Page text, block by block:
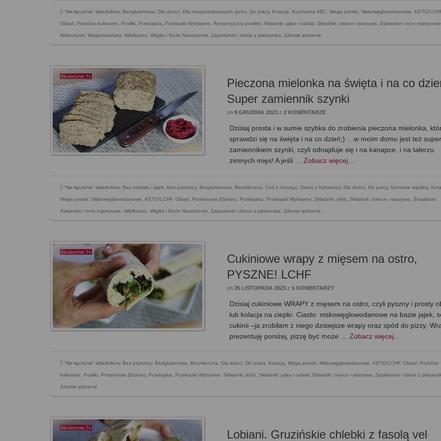
'Nie-łączenie' składników, Bezglutenowa, Dla dzieci, Dla niespodziewanych gości, Do pracy, Kolacja, Kuchenne ABC, Mega proste, Niskowęglowodanowe, KETO/
Obiad, Podróże kulinarne, Posiłki, Przekąska, Przekąski Wytrawne, Romantyczny posiłek, Składnik: jajka i nabiał, Składnik: owoce i warzywa, Sylwester i inne imprezowe
Walentynki, Wegetariańska, Wielkanoc, Wigilia i Boże Narodzenie, Zapiekanki i dania z piekarnika, Zdrowe jedzenie
Pieczona mielonka na święta i na co
Super zamiennik szynki
on9 GRUDNIA 2023 z2 KOMENTARZE
Dzisiaj prosta i w sumie szybka do zrobienia pieczona mielonka,
sprawdzi się na święta i na co dzień;) …w moim domu jest też super
zamiennikiem szynki, czyli odnajduje się i na kanapce, i na talerzu
zimnych mięs! A jeśli …Zobacz więcej…
'Nie-łączenie' składników, Bez nabiału i jajek, Bez pszenicy, Bezglutenowa, Bezmleczna, Coś z niczego, Dania z frytownicy, Dla dzieci, Do pracy, Domowe wędliny,
Mega proste, Niskowęglowodanowe, KETO/LCHF, Obiad, Proteinowa (Dukan), Przekąska, Przekąski Wytrawne, Składnik: drób, Składnik: owoce i warzywa, Śniadanie,
Sylwester i inne imprezowe, Wielkanoc, Wigilia i Boże Narodzenie, Zapiekanki i dania z piekarnika, Zdrowe jedzenie
Cukiniowe wrapy z mięsem na ostro,
PYSZNE! LCHF
on25 LISTOPADA 2023 z5 KOMENTARZY
Dzisiaj cukiniowe WRAPY z mięsem na ostro, czyli pyszny i prosty
lub kolacja na ciepło. Ciasto niskowęglowodanowe na bazie jajek,
cukinii –ja zrobiłam z niego dzisiejsze wrapy oraz spód do pizzy.
prezentuję poniżej, pizzę być może …Zobacz więcej…
'Nie-łączenie' składników, Bez pszenicy, Bezglutenowa, Bezmleczna, Dla dzieci, Do pracy, Kolacja, Mega proste, Niskowęglowodanowe, KETO/LCHF, Obiad, Podróże
kulinarne, Posiłki, Proteinowa (Dukan), Przekąska, Przekąski Wytrawne, Składnik: drób, Składnik: jajka i nabiał, Składnik: owoce i warzywa, Zapiekanki i dania z
Zdrowe jedzenie
Lobiani. Gruzińskie chlebki z fasolą vel